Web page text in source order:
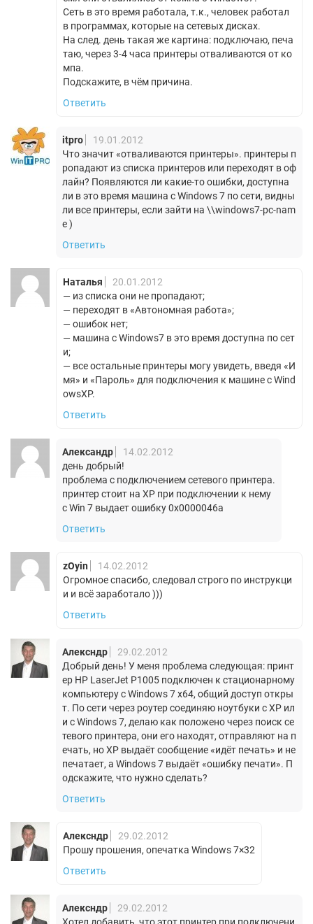
Сеть в это время работала, т.к., человек работал
в программах, которые на сетевых дисках.
На след. день такая же картина: подключаю, печа
таю, через 3-4 часа принтеры отваливаются от ко
мпа.
Подскажите, в чём причина.
Ответить
itpro
19.01.2012
Что значит «отваливаются принтеры». принтеры п
ропадают из списка принтеров или переходят в оф
лайн? Появляются ли какие-то ошибки, доступна
ли в это время машина с Windows 7 по сети, видны
ли все принтеры, если зайти на \\windows7-pc-nam
e )
Ответить
Наталья
20.01.2012
— из списка они не пропадают;
— переходят в «Автономная работа»;
— ошибок нет;
— машина с Windows7 в это время доступна по сет
и;
— все остальные принтеры могу увидеть, введя «И
мя» и «Пароль» для подключения к машине с Wind
owsXP.
Ответить
Александр
14.02.2012
день добрый!
проблема с подключением сетевого принтера.
принтер стоит на XP при подключении к нему
с Win 7 выдает ошибку 0х0000046а
Ответить
zOyin
14.02.2012
Огромное спасибо, следовал строго по инструкци
и и всё заработало )))
Ответить
Алексндр
29.02.2012
Добрый день! У меня проблема следующая: принт
ер HP LaserJet P1005 подключен к стационарному
компьютеру с Windows 7 x64, общий доступ откры
т. По сети через роутер соединяю ноутбуки с XP ил
и с Windows 7, делаю как положено через поиск се
тевого принтера, они его находят, отправляют на п
ечать, но ХР выдаёт сообщение «идёт печать» и не
печатает, а Windows 7 выдаёт «ошибку печати». П
одскажите, что нужно сделать?
Ответить
Алексндр
29.02.2012
Прошу прошения, опечатка Windows 7×32
Ответить
Алексндр
29.02.2012